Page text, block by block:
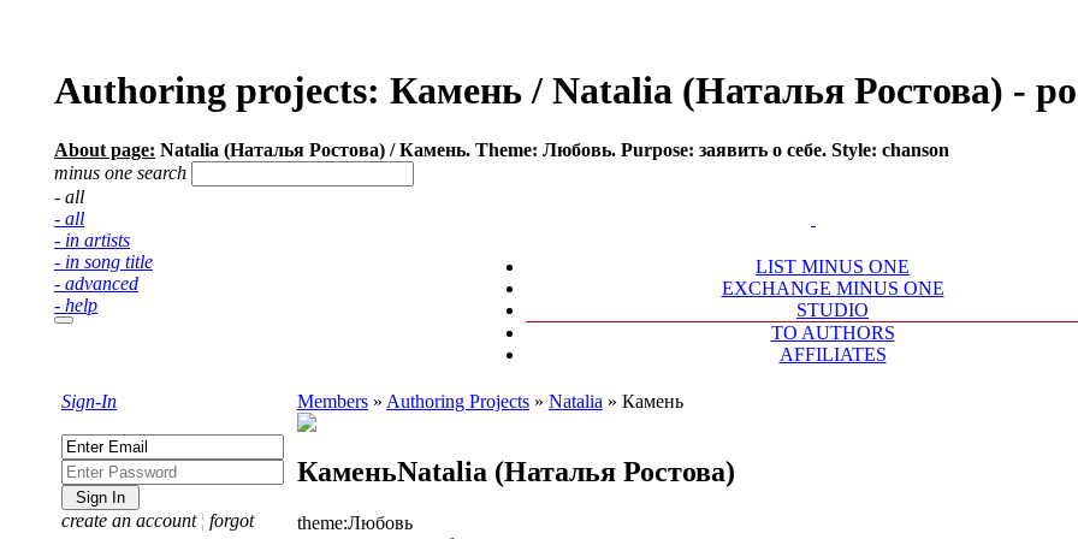
Authoring projects: Камень / Natalia (Наталья Ростова) -
About page: Natalia (Наталья Ростова) / Камень. Theme: Любовь. Purpose: заявить о себе. Style: chanson
minus one search
- all
- all
- in artists
- in song title
- advanced
- help
LIST MINUS ONE
EXCHANGE MINUS ONE
STUDIO
TO AUTHORS
AFFILIATES
Sign-In
create an account ¦ forgot
Members » Authoring Projects » Natalia » Камень
КаменьNatalia (Наталья Ростова)
theme:Любовь